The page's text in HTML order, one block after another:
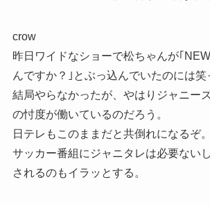
crow
昨日ワイドなショーで松ちゃんが｢
んですか？｣とぶっ込んでいたのには笑
結局やらなかったが、やはりジャニー
の忖度が働いているのだろう。
日テレもこのままだと共倒れになるぞ。
サッカー番組にジャニタレは必要ない
されるのもイラッとする。